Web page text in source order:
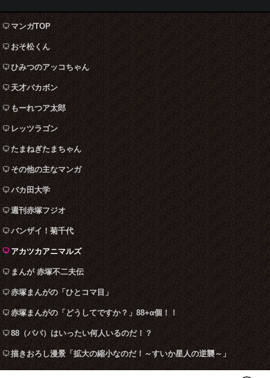
マンガTOP
おそ松くん
ひみつのアッコちゃん
天才バカボン
もーれつア太郎
レッツラゴン
たまねぎたまちゃん
その他の主なマンガ
バカ田大学
週刊赤塚フジオ
バンザイ！菊千代
アカツカアニマルズ
まんが 赤塚不二夫伝
赤塚まんがの「ひとコマ目」
赤塚まんがの「どうしてですか？」88+α個！！
88（パパ）はいったい何人いるのだ！？
描きおろし漫景「拡大の縮小なのだ！～すいか星人の逆襲～」